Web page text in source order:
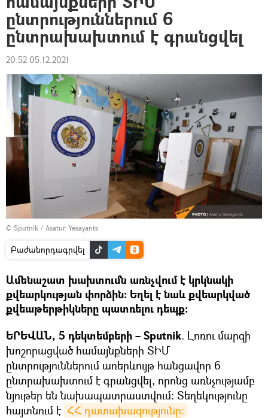
ընտրություններում 6
ընտրախախտում է գրանցվել
20:52 05.12.2021
© Sputnik / Asatur Yesayants
Բաժանորդագրվել
Ամենաշատ խախտումն առնչվում է կրկնակի
քվեարկության փորձին։ Եղել է նաև քվեարկված
քվեաթերթիկները պատռելու դեպք։
ԵՐԵՎԱՆ, 5 դեկտեմբերի – Sputnik. Լոռու մարզի
խոշորացված համայնքների ՏԻՄ
ընտրություններում առերևույթ հանցավոր 6
ընտրախախտում է գրանցվել, որոնց առնչությամբ
նյութեր են նախապատրաստվում։ Տեղեկությունը
հայտնում է ՀՀ դատախազությունը։